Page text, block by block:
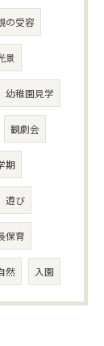
の受容
景
幼稚園見学
観劇会
期
遊び
保育
然 入園